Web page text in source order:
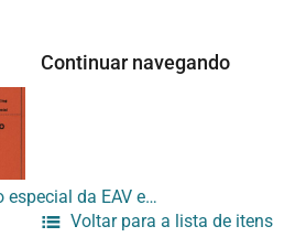
Continuar navegando
[Folder com a programação especial da EAV em outubro de 1996]
Voltar para a lista de itens